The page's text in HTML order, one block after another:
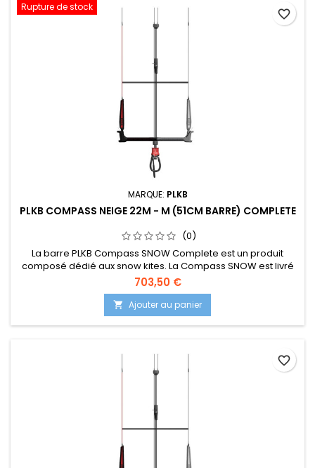
Rupture de stock
MARQUE: PLKB
PLKB COMPASS NEIGE 22M - M (51CM BARRE) COMPLETE
(0)
La barre PLKB Compass SNOW Complete est un produit
composé dédié aux snow kites. La Compass SNOW est livré
avec une ligne de frein séparée et un jeu de 5ème ligne.
Consultez plkb.world/manuals pour savoir comment
assembler les produits. La barre Compass est utilisée pour
tous les kites PLKB Depower Foil et LEI (suite dessous...)
703,50 €
 Ajouter au panier
favorite_border
favorite_border